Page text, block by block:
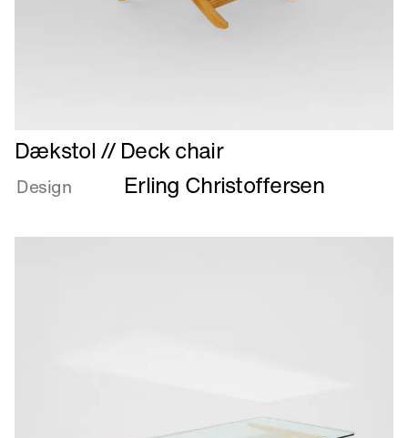
Læs
mere
om
Dækstol // Deck chair
Design Erling Christoffersen